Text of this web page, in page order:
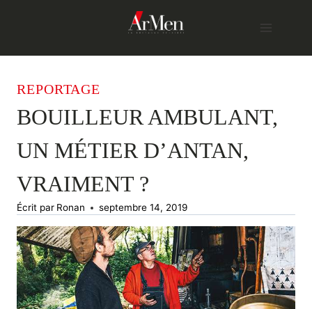
REPORTAGE
BOUILLEUR AMBULANT,
UN MÉTIER D’ANTAN,
VRAIMENT ?
Écrit par Ronan septembre 14, 2019